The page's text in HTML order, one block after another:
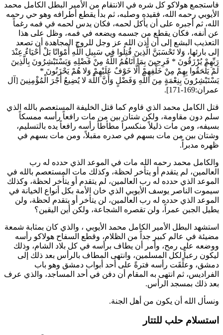
فاستجمع هولاكو كل شره في الانتقام من الأمير البطل الكامل محمد
الأيوبي رحمه الله، فقيده وصلبه، ثم بدأ يقطع أطرافه وهو حي رحمه
الله، ثم أجبره على أن يأكل لحمه، فكان يدس لحمه في فمه رغماً
عن أنفه، فكان يقطع من جسمه ويضعه في فمه، وظل على هذا
التعذيب البشع إلى أن أذن الله عز وجل للروح المجاهدة أن تصعد
إلى بارئها، وَلا تَحْسَبَنَّ الَّذِينَ قُتِلُوا فِي سَبِيلِ اللَّهِ أَمْوَاتًا بَلْ أَحْيَاءٌ عِنْدَ
رَبِّهِمْ يُرْزَقُونَ * فَرِحِينَ بِمَا آتَاهُمُ اللَّهُ مِنْ فَضْلِهِ وَيَسْتَبْشِرُونَ بِالَّذِينَ
لَمْ يَلْحَقُوا بِهِمْ مِنْ خَلْفِهِمْ أَلَّا خَوْفٌ عَلَيْهِمْ وَلا هُمْ يَحْزَنُونَ *
يَسْتَبْشِرُونَ بِنِعْمَةٍ مِنَ اللَّهِ وَفَضْلٍ وَأَنَّ اللَّهَ لا يُضِيعُ أَجْرَ الْمُؤْمِنِينَ [آل
عمران:169-171].
قتل الكامل محمد الذي قاوم كما قتل الخليفة المستعصم بالله الذي
سلم دون مقاومة، ولكن شتان بين من مات رافعاً رأسه ممسكاً
بسيفه، ومن مات ذليلاً منكسراً مطأطأ رأسه رافعاً يده بالتسليم،
وشتان بين من مات بسهم في صدره مقبلاً، ومن مات بسهم في
ظهره مدبراً.
و الكامل محمد رحمه الله مات في الموعد الذي حدده له رب
العالمين، لم يتقدم أو يتأخر لحظة، وكذلك مات المستعصم بالله في
الموعد الذي حدده له رب العالمين، لم يتقدم أو يتأخر لحظة، وكذلك
سيموت الناصر يوسف الأيوبي الذي خان الأمة بكل أنواع الخيانة في
الموعد الذي حدده له رب العالمين، لن يتأخر أو يتقدم لحظة، ولن
يطيل الجبن عمراً، ولن تقصره الشجاعة، ولكن أين اليقين؟
استشهد البطل الأمير الكامل محمد الأيوبي ، والذي كان بمثابة شمعة
مضيئة في عالم كبير جداً من الظلام، وقطع السفاح هولاكو رأسه
ووضعه على رمح، وأمر أن يطاف برأسه في كل بلاد الشام، وذلك
ليكون رعباً لكل المسلمين، وانتهى المطاف بالرأس بعد ذلك إلى
دمشق، وعلِّقَت رأسه فترةً على أحد أبواب دمشق وهو باب
الفراديس، ثم انتهى به المقام أن دفن في أحد المساجد، والذي عرف
بعد ذلك بمسجد الرأس.
ونسأل الله أن يكون من أهل الجنة.
استسلام حلب للتتار